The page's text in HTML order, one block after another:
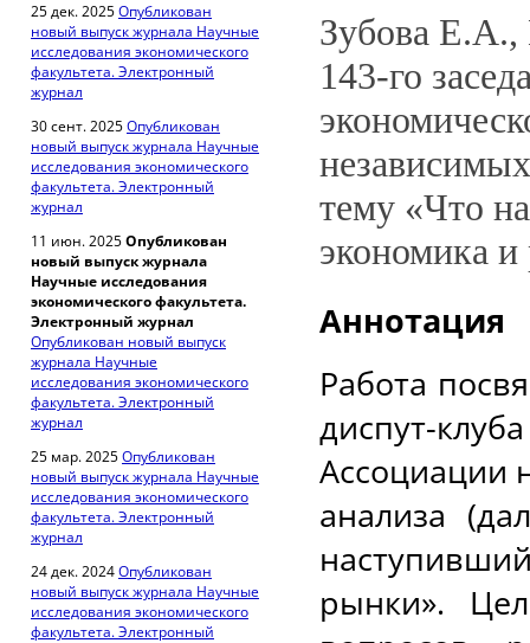
25 дек. 2025Опубликован
новый выпуск журнала Научные
исследования экономического
факультета. Электронный
журнал
30 сент. 2025Опубликован
новый выпуск журнала Научные
исследования экономического
факультета. Электронный
журнал
11 июн. 2025Опубликован
новый выпуск журнала
Научные исследования
экономического факультета.
Электронный журнал
Опубликован новый выпуск
журнала Научные
исследования экономического
факультета. Электронный
журнал
25 мар. 2025Опубликован
новый выпуск журнала Научные
исследования экономического
факультета. Электронный
журнал
24 дек. 2024Опубликован
новый выпуск журнала Научные
исследования экономического
факультета. Электронный
Зубова
143-го
тему «Что
экономика
Аннотация
Работа
диспут-
Ассоциации
анализа
рынки».